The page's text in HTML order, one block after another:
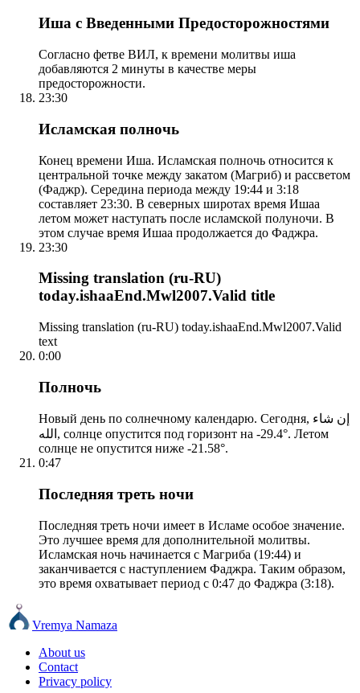
Иша с Введенными Предосторожностями
Согласно фетве ВИЛ, к времени молитвы иша
добавляются 2 минуты в качестве меры
предосторожности.
23:30
Исламская полночь
Конец времени Иша. Исламская полночь относится к
центральной точке между закатом (Магриб) и рассветом
(Фаджр). Середина периода между 19:44 и 3:18
составляет 23:30. В северных широтах время Ишаа
летом может наступать после исламской полуночи. В
этом случае время Ишаа продолжается до Фаджра.
23:30
Missing translation (ru-RU)
today.ishaaEnd.Mwl2007.Valid title
Missing translation (ru-RU) today.ishaaEnd.Mwl2007.Valid
text
0:00
Полночь
Новый день по солнечному календарю. Сегодня, إن شاء
الله, солнце опустится под горизонт на -29.4°. Летом
солнце не опустится ниже -21.58°.
0:47
Последняя треть ночи
Последняя треть ночи имеет в Исламе особое значение.
Это лучшее время для дополнительной молитвы.
Исламская ночь начинается с Магриба (19:44) и
заканчивается с наступлением Фаджра. Таким образом,
это время охватывает период с 0:47 до Фаджра (3:18).
Vremya Namaza
About us
Contact
Privacy policy